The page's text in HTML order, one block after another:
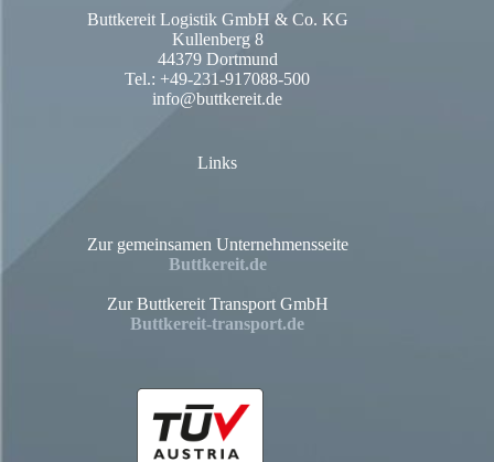
Buttkereit Logistik GmbH & Co. KG
Kullenberg 8
44379 Dortmund
Tel.: +49-231-917088-500
info@buttkereit.de
Links
Zur gemeinsamen Unternehmensseite
Buttkereit.de
Zur Buttkereit Transport GmbH
Buttkereit-transport.de